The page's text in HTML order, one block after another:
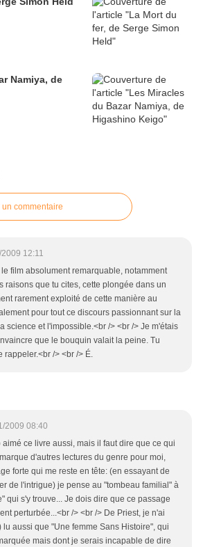
Namiya, de
un commentaire
12:11
film absolument remarquable, notamment
raisons que tu cites, cette plongée dans un
rarement exploité de cette manière au
pour tout ce discours passionnant sur la
science et l'impossible.<br /> <br /> Je m'étais
que le bouquin valait la peine. Tu
rappeler.<br /> <br /> É.
2009 08:40
ce livre aussi, mais il faut dire que ce qui
d'autres lectures du genre pour moi,
forte qui me reste en tête: (en essayant de
de l'intrigue) je pense au "tombeau familial" à
qui s'y trouve... Je dois dire que ce passage
perturbée...<br /> <br /> De Priest, je n'ai
lu aussi que "Une femme Sans Histoire", qui
mais dont je serais incapable de dire